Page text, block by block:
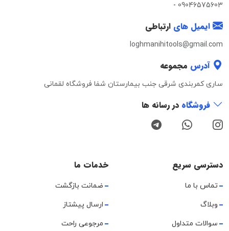
09046575603
-
ایمیل های ارتباطی
loghmanihitools@gmail.com
آدرس مجموعه
ساری کمربندی شرقی جنب بیمارستان شفا فروشگاه لقمانی
فروشگاه در رسانه ها
دسترسی سریع
تماس با ما
وبلاگ
سوالات متداول
خدمات ما
ضمانت بازگشت
ارسال پیشتاز
مرجوعی راحت